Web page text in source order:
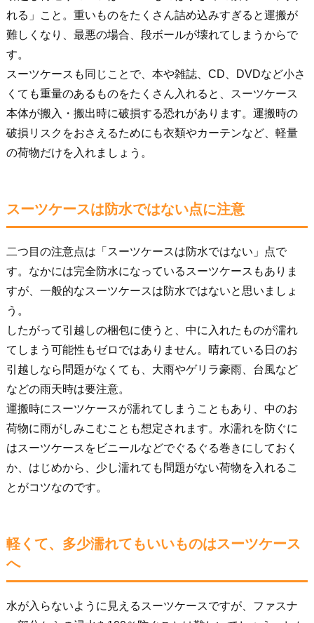
れる」こと。重いものをたくさん詰め込みすぎると運搬が
難しくなり、最悪の場合、段ボールが壊れてしまうからで
す。
スーツケースも同じことで、本や雑誌、CD、DVDなど小さ
くても重量のあるものをたくさん入れると、スーツケース
本体が搬入・搬出時に破損する恐れがあります。運搬時の
破損リスクをおさえるためにも衣類やカーテンなど、軽量
の荷物だけを入れましょう。
スーツケースは防水ではない点に注意
二つ目の注意点は「スーツケースは防水ではない」点で
す。なかには完全防水になっているスーツケースもありま
すが、一般的なスーツケースは防水ではないと思いましょ
う。
したがって引越しの梱包に使うと、中に入れたものが濡れ
てしまう可能性もゼロではありません。晴れている日のお
引越しなら問題がなくても、大雨やゲリラ豪雨、台風など
などの雨天時は要注意。
運搬時にスーツケースが濡れてしまうこともあり、中のお
荷物に雨がしみこむことも想定されます。水濡れを防ぐに
はスーツケースをビニールなどでぐるぐる巻きにしておく
か、はじめから、少し濡れても問題がない荷物を入れるこ
とがコツなのです。
軽くて、多少濡れてもいいものはスーツケース
へ
水が入らないように見えるスーツケースですが、ファスナ